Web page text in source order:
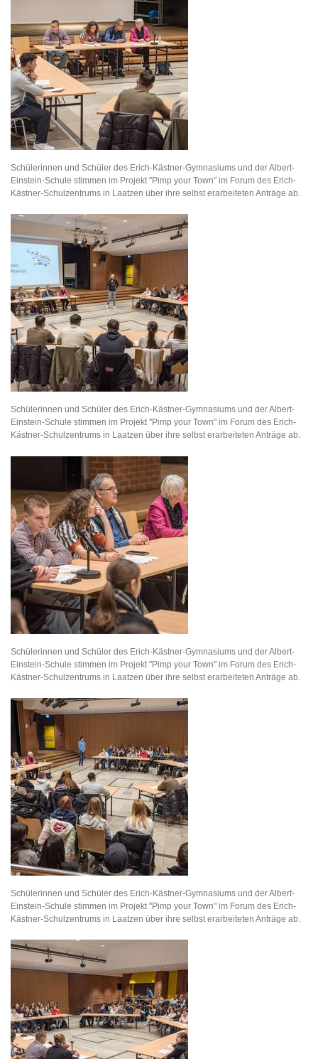
Schülerinnen und Schüler des Erich-Kästner-Gymnasiums und der Albert-
Einstein-Schule stimmen im Projekt "Pimp your Town" im Forum des Erich-
Kästner-Schulzentrums in Laatzen über ihre selbst erarbeiteten Anträge ab.
Schülerinnen und Schüler des Erich-Kästner-Gymnasiums und der Albert-
Einstein-Schule stimmen im Projekt "Pimp your Town" im Forum des Erich-
Kästner-Schulzentrums in Laatzen über ihre selbst erarbeiteten Anträge ab.
Schülerinnen und Schüler des Erich-Kästner-Gymnasiums und der Albert-
Einstein-Schule stimmen im Projekt "Pimp your Town" im Forum des Erich-
Kästner-Schulzentrums in Laatzen über ihre selbst erarbeiteten Anträge ab.
Schülerinnen und Schüler des Erich-Kästner-Gymnasiums und der Albert-
Einstein-Schule stimmen im Projekt "Pimp your Town" im Forum des Erich-
Kästner-Schulzentrums in Laatzen über ihre selbst erarbeiteten Anträge ab.